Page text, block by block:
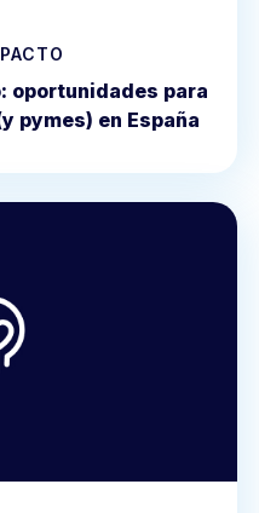
oportunidades para
pymes) en España